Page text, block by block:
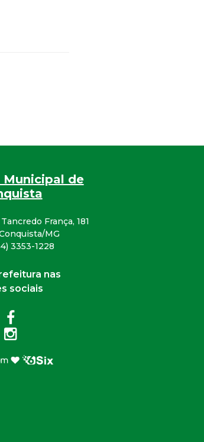
Municipal de
França, 181
MG
3353-1228
nas
sociais